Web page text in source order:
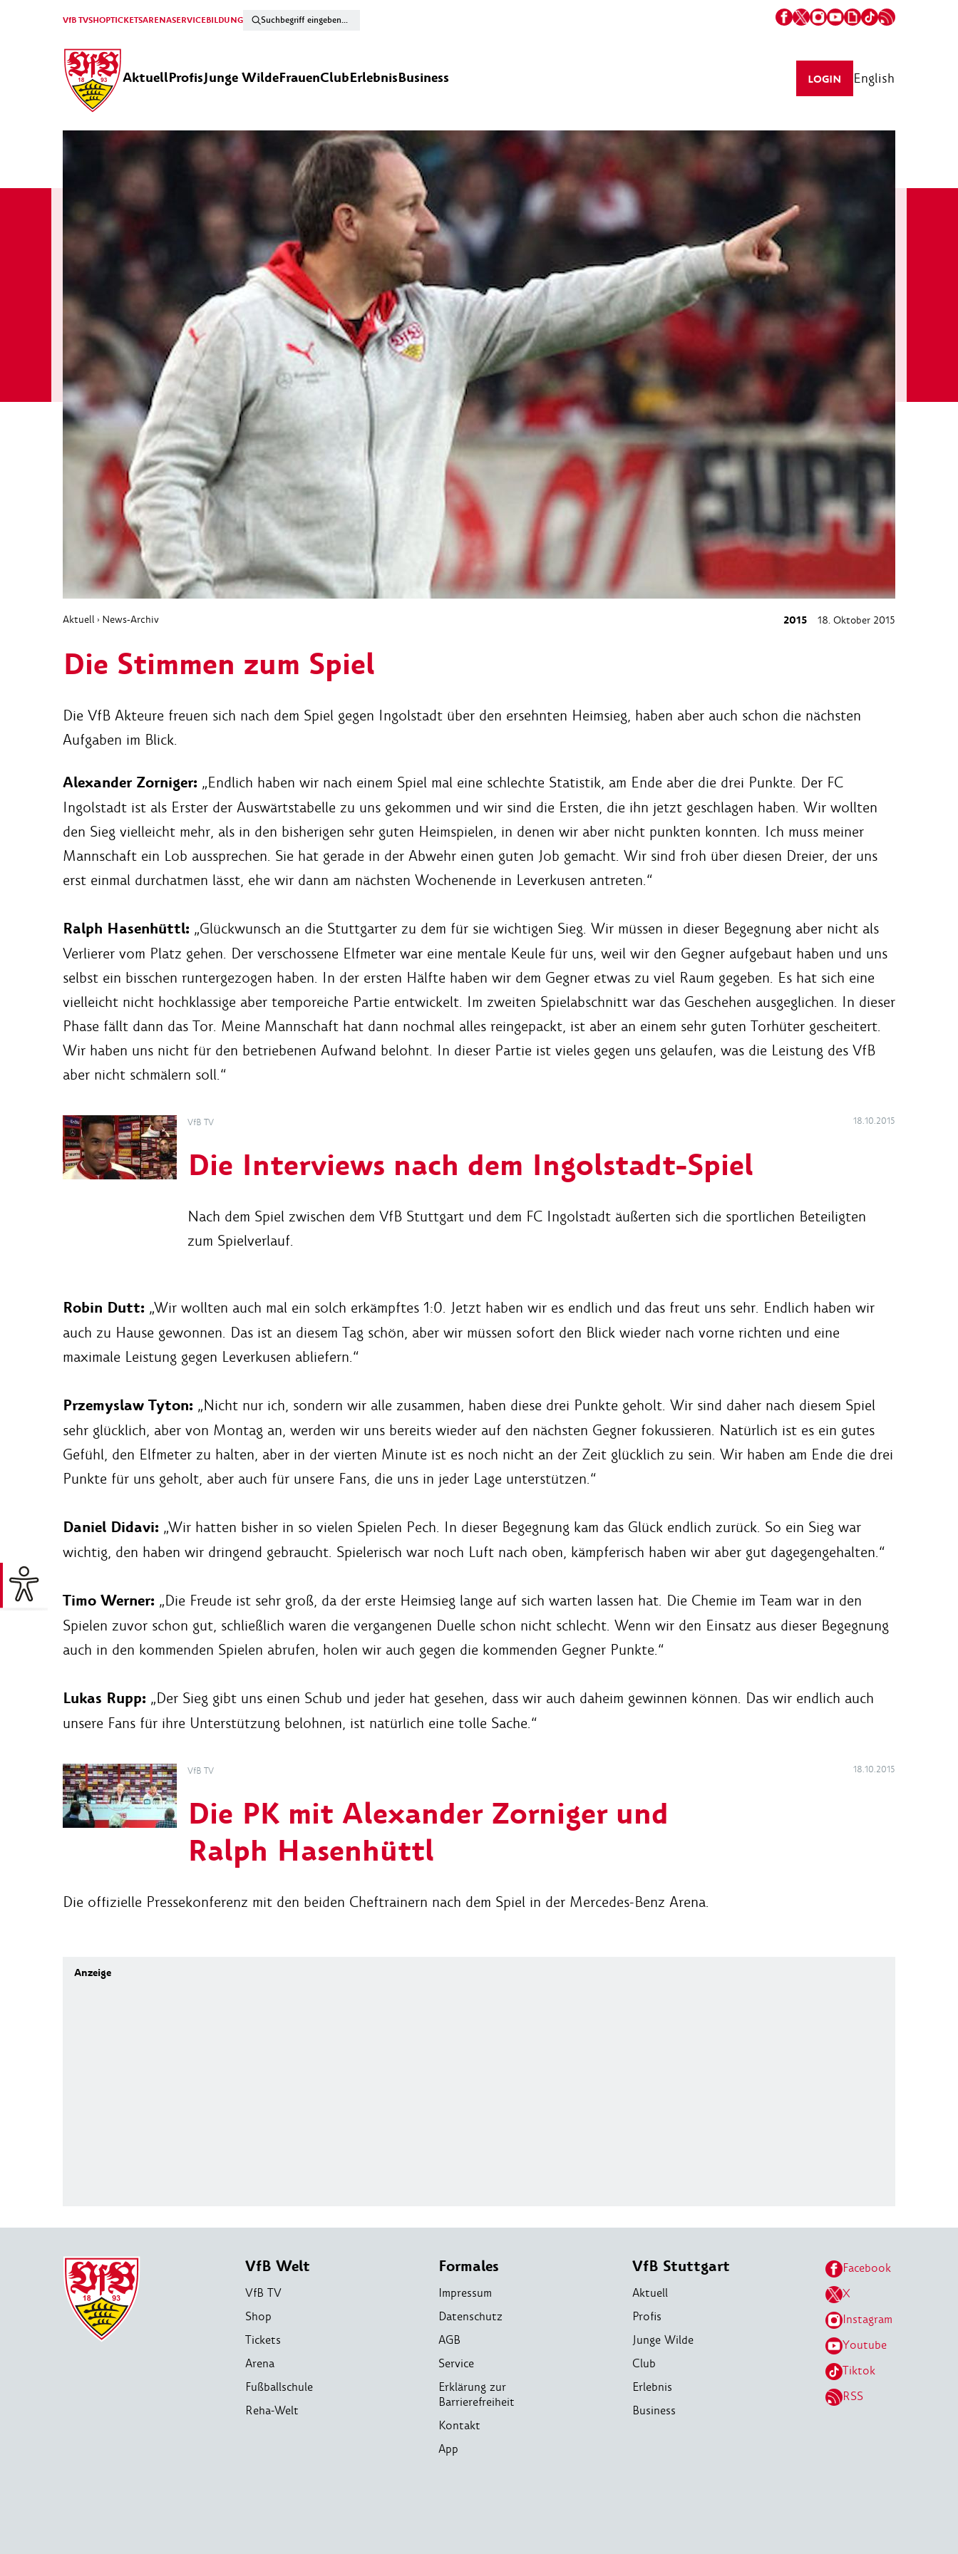
VfB TVSHOPTICKETSARENASERVICEBILDUNG
AktuellProfisJunge WildeFrauenClubErlebnisBusiness LOGIN English
Aktuell › News-Archiv 2015 18. Oktober 2015
Die Stimmen zum Spiel
Die VfB Akteure freuen sich nach dem Spiel gegen Ingolstadt über den ersehnten Heimsieg, haben aber auch schon die nächsten
Aufgaben im Blick.
Alexander Zorniger: „Endlich haben wir nach einem Spiel mal eine schlechte Statistik, am Ende aber die drei Punkte. Der FC
Ingolstadt ist als Erster der Auswärtstabelle zu uns gekommen und wir sind die Ersten, die ihn jetzt geschlagen haben. Wir wollten
den Sieg vielleicht mehr, als in den bisherigen sehr guten Heimspielen, in denen wir aber nicht punkten konnten. Ich muss meiner
Mannschaft ein Lob aussprechen. Sie hat gerade in der Abwehr einen guten Job gemacht. Wir sind froh über diesen Dreier, der uns
erst einmal durchatmen lässt, ehe wir dann am nächsten Wochenende in Leverkusen antreten.“
Ralph Hasenhüttl: „Glückwunsch an die Stuttgarter zu dem für sie wichtigen Sieg. Wir müssen in dieser Begegnung aber nicht als
Verlierer vom Platz gehen. Der verschossene Elfmeter war eine mentale Keule für uns, weil wir den Gegner aufgebaut haben und uns
selbst ein bisschen runtergezogen haben. In der ersten Hälfte haben wir dem Gegner etwas zu viel Raum gegeben. Es hat sich eine
vielleicht nicht hochklassige aber temporeiche Partie entwickelt. Im zweiten Spielabschnitt war das Geschehen ausgeglichen. In dieser
Phase fällt dann das Tor. Meine Mannschaft hat dann nochmal alles reingepackt, ist aber an einem sehr guten Torhüter gescheitert.
Wir haben uns nicht für den betriebenen Aufwand belohnt. In dieser Partie ist vieles gegen uns gelaufen, was die Leistung des VfB
aber nicht schmälern soll.“
VfB TV 18.10.2015
Die Interviews nach dem Ingolstadt-Spiel
Nach dem Spiel zwischen dem VfB Stuttgart und dem FC Ingolstadt äußerten sich die sportlichen Beteiligten
zum Spielverlauf.
Robin Dutt: „Wir wollten auch mal ein solch erkämpftes 1:0. Jetzt haben wir es endlich und das freut uns sehr. Endlich haben wir
auch zu Hause gewonnen. Das ist an diesem Tag schön, aber wir müssen sofort den Blick wieder nach vorne richten und eine
maximale Leistung gegen Leverkusen abliefern.“
Przemyslaw Tyton: „Nicht nur ich, sondern wir alle zusammen, haben diese drei Punkte geholt. Wir sind daher nach diesem Spiel
sehr glücklich, aber von Montag an, werden wir uns bereits wieder auf den nächsten Gegner fokussieren. Natürlich ist es ein gutes
Gefühl, den Elfmeter zu halten, aber in der vierten Minute ist es noch nicht an der Zeit glücklich zu sein. Wir haben am Ende die drei
Punkte für uns geholt, aber auch für unsere Fans, die uns in jeder Lage unterstützen.“
Daniel Didavi: „Wir hatten bisher in so vielen Spielen Pech. In dieser Begegnung kam das Glück endlich zurück. So ein Sieg war
wichtig, den haben wir dringend gebraucht. Spielerisch war noch Luft nach oben, kämpferisch haben wir aber gut dagegengehalten.“
Timo Werner: „Die Freude ist sehr groß, da der erste Heimsieg lange auf sich warten lassen hat. Die Chemie im Team war in den
Spielen zuvor schon gut, schließlich waren die vergangenen Duelle schon nicht schlecht. Wenn wir den Einsatz aus dieser Begegnung
auch in den kommenden Spielen abrufen, holen wir auch gegen die kommenden Gegner Punkte.“
Lukas Rupp: „Der Sieg gibt uns einen Schub und jeder hat gesehen, dass wir auch daheim gewinnen können. Das wir endlich auch
unsere Fans für ihre Unterstützung belohnen, ist natürlich eine tolle Sache.“
VfB TV 18.10.2015
Die PK mit Alexander Zorniger und
Ralph Hasenhüttl
Die offizielle Pressekonferenz mit den beiden Cheftrainern nach dem Spiel in der Mercedes-Benz Arena.
VfB Welt
VfB TV
Shop
Tickets
Arena
Fußballschule
Reha-Welt
Formales
Impressum
Datenschutz
AGB
Service
Erklärung zur
Barrierefreiheit
Kontakt
App
VfB Stuttgart
Aktuell
Profis
Junge Wilde
Club
Erlebnis
Business
Facebook
X
Instagram
Youtube
Tiktok
RSS